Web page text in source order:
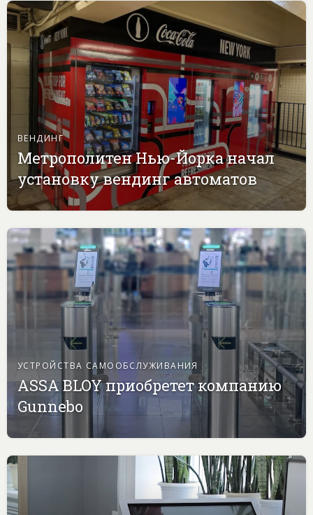
ВЕНДИНГ
Метрополитен Нью-Йорка начал
установку вендинг автоматов
УСТРОЙСТВА САМООБСЛУЖИВАНИЯ
ASSA BLOY приобретет компанию
Gunnebo